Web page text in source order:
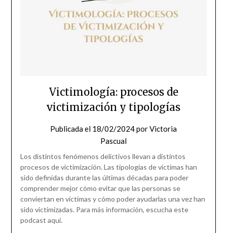
Victimología: procesos de
victimización y tipologías
Publicada el 18/02/2024porVictoria
Pascual
Los distintos fenómenos delictivos llevan a distintos
procesos de victimización. Las tipologías de víctimas han
sido definidas durante las últimas décadas para poder
comprender mejor cómo evitar que las personas se
conviertan en víctimas y cómo poder ayudarlas una vez han
sido victimizadas. Para más información, escucha este
podcast aquí.